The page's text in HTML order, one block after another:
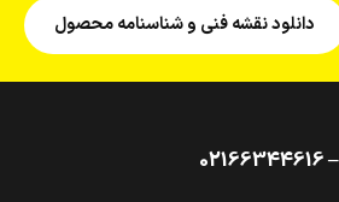
دانلود نقشه فنی و شناسنامه محصول